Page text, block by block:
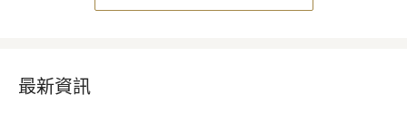
最新資訊